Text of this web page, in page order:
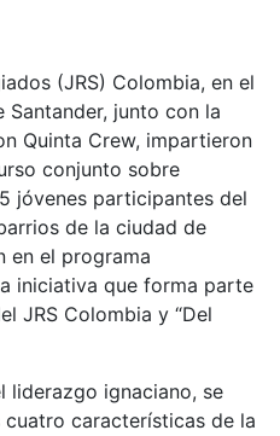
(JRS) Colombia, en el
junto con la
Quinta Crew, impartieron
conjunto sobre
jóvenes participantes del
de la ciudad de
en el programa
iniciativa que forma parte
JRS Colombia y “Del
liderazgo ignaciano, se
características de la